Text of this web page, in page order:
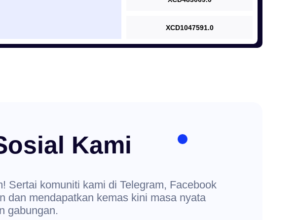
XCD1047591.0
Kami
Sertai komuniti kami di Telegram, Facebook
dan mendapatkan kemas kini masa nyata
gabungan.